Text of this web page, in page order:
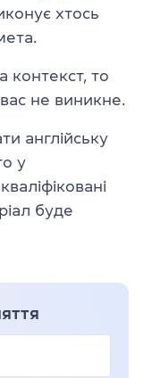
хтось
контекст, то
не виникне.
англійську
у
буде